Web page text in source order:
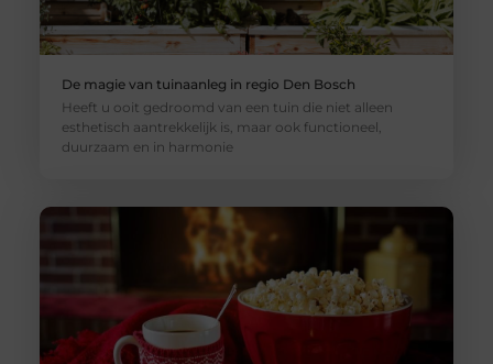
De magie van tuinaanleg in regio Den Bosch
Heeft u ooit gedroomd van een tuin die niet alleen
esthetisch aantrekkelijk is, maar ook functioneel,
duurzaam en in harmonie